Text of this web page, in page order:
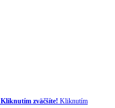
Kliknutím zväčšíte! Kliknutím